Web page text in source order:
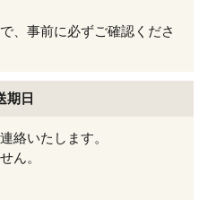
、事前に必ずご確認くださ
期日
絡いたします。
ん。